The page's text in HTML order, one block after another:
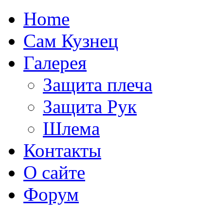
Home
Сам Кузнец
Галерея
Защита плеча
Защита Рук
Шлема
Контакты
О сайте
Форум